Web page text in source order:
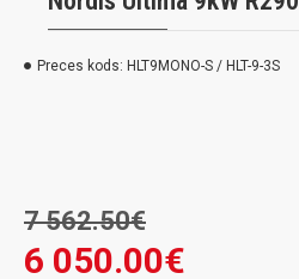
Preces kods: HLT9MONO-S / HLT-9-3S
6 050.00€
7 562.50€